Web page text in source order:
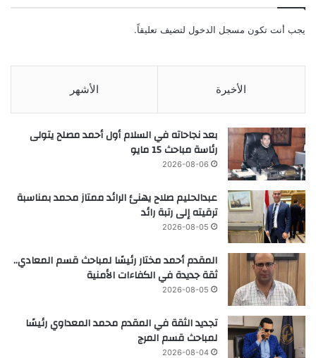
يجب أنت تكون مسجل الدخول لتضيف تعليقاً.
الأخيرة الأشهر
بعد نجاحاته في السلام أول أحمد مصلح يتولى
رئاسة مباحث 15 مايو
2026-08-06
عبدالحليم صلاح يهنئ الرائد ممتاز محمد بمناسبة
ترقيته إلى رتبة رائد
2026-08-05
المقدم أحمد مختار رئيسًا لمباحث قسم المعادي..
ثقة جديدة في الكفاءات الأمنية
2026-08-05
تجديد الثقة في المقدم محمد المعداوي رئيسًا
لمباحث قسم المرج
2026-08-04